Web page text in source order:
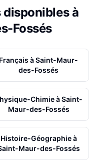
disponibles à
Fossés
Français àSaint-Maur-
des-Fossés
ChimieàSaint-
Maur-des-Fossés
Histoire-Géographieà
Maur-des-Fossés